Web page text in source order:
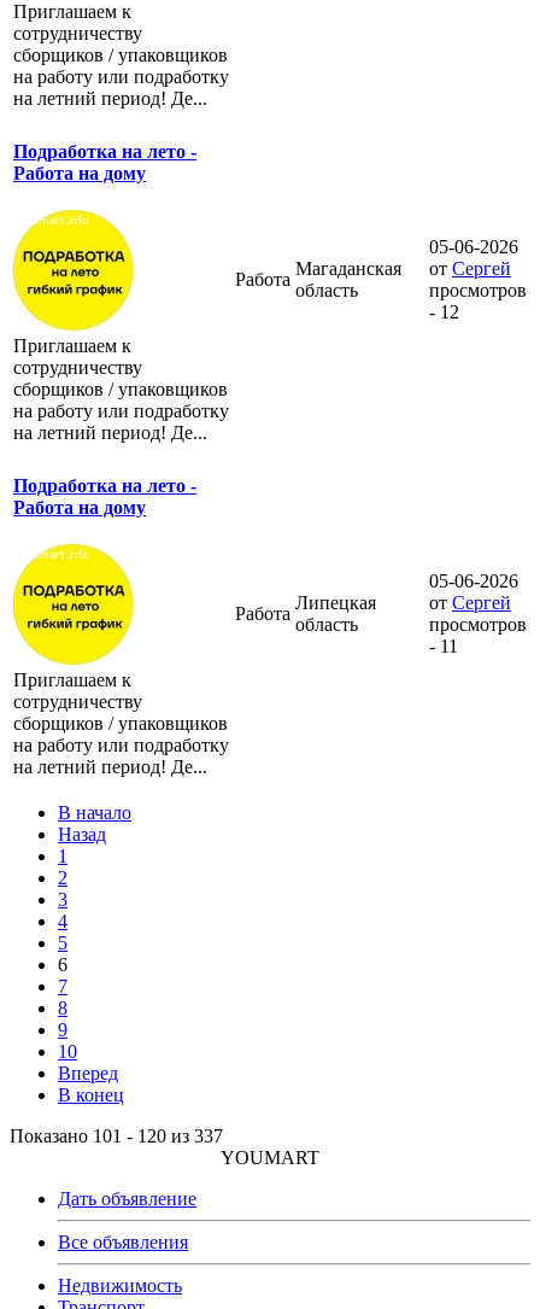
Приглашаем к
сотрудничеству
сборщиков / упаковщиков
на работу или подработку
на летний период! Де...
Подработка на лето -
Работа на дому
Приглашаем к
сотрудничеству
сборщиков / упаковщиков
на работу или подработку
на летний период! Де...
Работа
Магаданская
область
05-06-2026
от Сергей
просмотров
- 12
Подработка на лето -
Работа на дому
Приглашаем к
сотрудничеству
сборщиков / упаковщиков
на работу или подработку
на летний период! Де...
Работа
Липецкая
область
05-06-2026
от Сергей
просмотров
- 11
В начало
Назад
1
2
3
4
5
6
7
8
9
10
Вперед
В конец
Показано 101 - 120 из 337
YOUMART
Дать объявление
Все объявления
Недвижимость